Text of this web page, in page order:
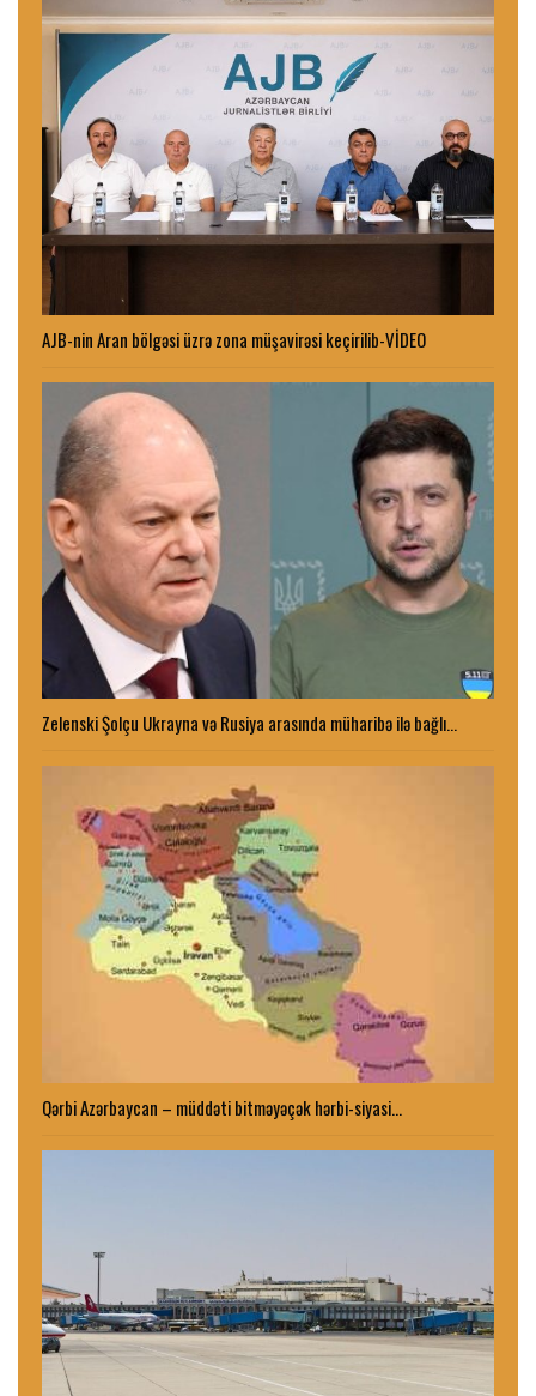
AJB-nin Aran bölgəsi üzrə zona müşavirəsi keçirilib-VİDEO
Zelenski Şolçu Ukrayna və Rusiya arasında müharibə ilə bağlı…
Qərbi Azərbaycan – müddəti bitməyəçək hərbi-siyasi…